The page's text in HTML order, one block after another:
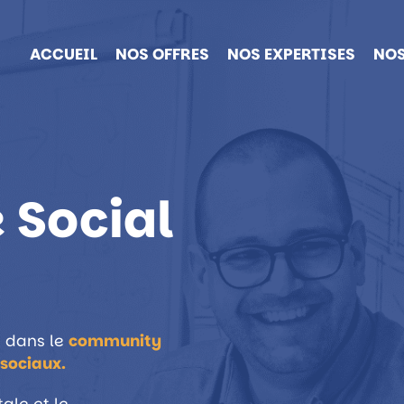
ACCUEIL NOS OFFRES NOS EXPERTISES
Social
dans le community